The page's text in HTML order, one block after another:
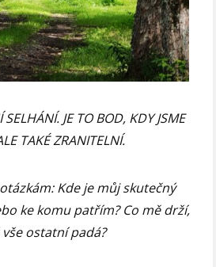
JE TO BOD, KDY JSME
TAKÉ ZRANITELNÍ.
Kde je můj skutečný
ke komu patřím? Co mě drží,
vše ostatní padá?